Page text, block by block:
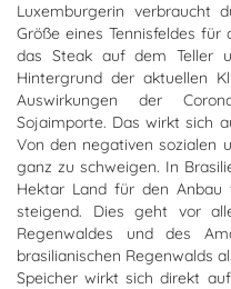
Luxemburgerin verbraucht
Größe eines Tennisfeldes
das Steak auf dem Teller
Hintergrund der aktuellen
Auswirkungen der
Sojaimporte. Das wirkt sich
Von den negativen sozialen
ganz zu schweigen. In
Hektar Land für den Anbau
steigend. Dies geht vor
Regenwaldes und des
brasilianischen Regenwalds
Speicher wirkt sich direkt